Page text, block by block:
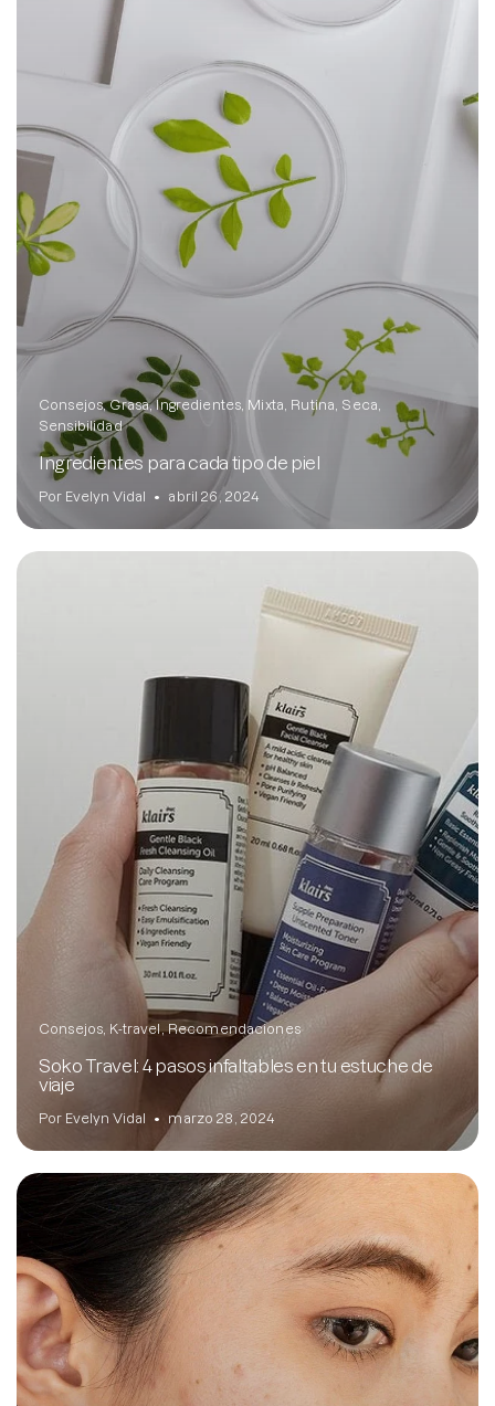
Consejos Grasa Ingredientes Mixta Rutina
Seca
Sensibilidad
Ingredientes para cada tipo de piel
Por Evelyn Vidal abril 26, 2024
Consejos K-travel Recomendaciones
Soko Travel: 4 pasos infaltables en tu estuche de
viaje
Por Evelyn Vidal marzo 28, 2024